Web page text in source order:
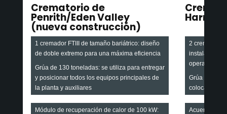
Crematorio de
Penrith/Eden Valley
(nueva construcción)
1 cremador FTIII de tamaño bariátrico: diseño
de doble extremo para una máxima eficiencia
Grúa de 130 toneladas: se utiliza para entregar
y posicionar todos los equipos principales de
la planta y auxiliares
Módulo de recuperación de calor de 100 kW:
2
instalados
operaciones
Grúa de 90
colocar
Acuerdo de